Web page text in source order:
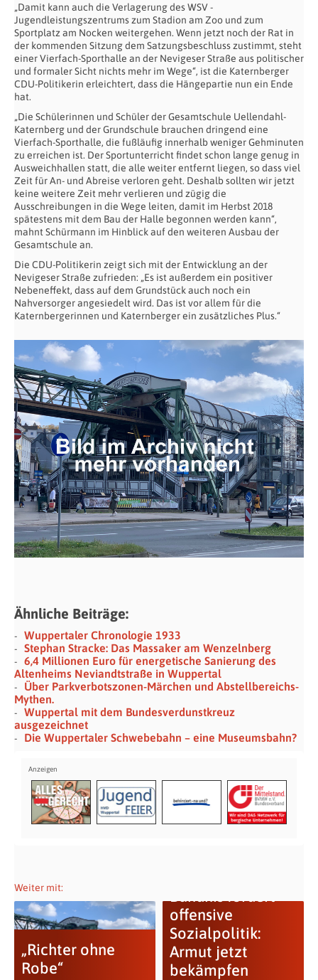
„Damit kann auch die Verlagerung des WSV -
Jugendleistungszentrums zum Stadion am Zoo und zum
Sportplatz am Nocken weitergehen. Wenn jetzt noch der Rat in
der kommenden Sitzung dem Satzungsbeschluss zustimmt, steht
einer Vierfach-Sporthalle an der Nevigeser Straße aus politischer
und formaler Sicht nichts mehr im Wege“, ist die Katernberger
CDU-Politikerin erleichtert, dass die Hängepartie nun ein Ende
hat.
„Die Schülerinnen und Schüler der Gesamtschule Uellendahl-
Katernberg und der Grundschule brauchen dringend eine
Vierfach-Sporthalle, die fußläufig innerhalb weniger Gehminuten
zu erreichen ist. Der Sportunterricht findet schon lange genug in
Ausweichhallen statt, die alle weiter entfernt liegen, so dass viel
Zeit für An- und Abreise verloren geht. Deshalb sollten wir jetzt
keine weitere Zeit mehr verlieren und zügig die
Ausschreibungen in die Wege leiten, damit im Herbst 2018
spätestens mit dem Bau der Halle begonnen werden kann“,
mahnt Schürmann im Hinblick auf den weiteren Ausbau der
Gesamtschule an.
Die CDU-Politikerin zeigt sich mit der Entwicklung an der
Nevigeser Straße zufrieden: „Es ist außerdem ein positiver
Nebeneffekt, dass auf dem Grundstück auch noch ein
Nahversorger angesiedelt wird. Das ist vor allem für die
Katernbergerinnen und Katernberger ein zusätzliches Plus.“
Ähnliche Beiträge:
Wuppertaler Chronologie 1933
Stephan Stracke: Das Massaker am Wenzelnberg
6,4 Millionen Euro für energetische Sanierung des
Altenheims Neviandtstraße in Wuppertal
Über Parkverbotszonen-Märchen und Abstellbereichs-
Mythen.
Wuppertal mit dem Bundesverdunstkreuz
ausgezeichnet
Die Wuppertaler Schwebebahn – eine Museumsbahn?
Weiter mit:
„Richter ohne
Robe“
offensive
Sozialpolitik:
Armut jetzt
bekämpfen